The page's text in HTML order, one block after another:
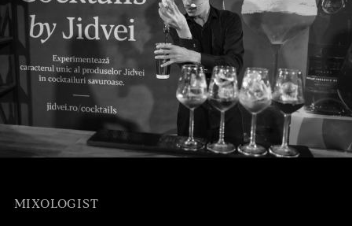
MIXOLOGIST